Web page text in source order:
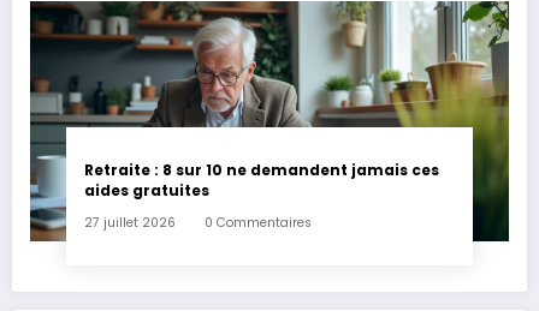
Retraite : 8 sur 10 ne demandent jamais ces
aides gratuites
27 juillet 2026 0 Commentaires